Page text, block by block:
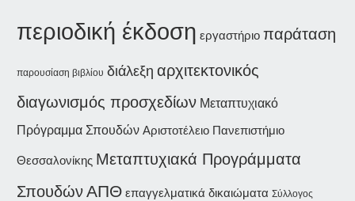
περιοδική έκδοση εργαστήριο παράταση
παρουσίαση βιβλίου διάλεξη αρχιτεκτονικός
διαγωνισμός προσχεδίων Μεταπτυχιακό
Πρόγραμμα Σπουδών Αριστοτέλειο Πανεπιστήμιο
Θεσσαλονίκης Μεταπτυχιακά Προγράμματα
ΣπουδώνΑΠΘ επαγγελματικά δικαιώματα Σύλλογος